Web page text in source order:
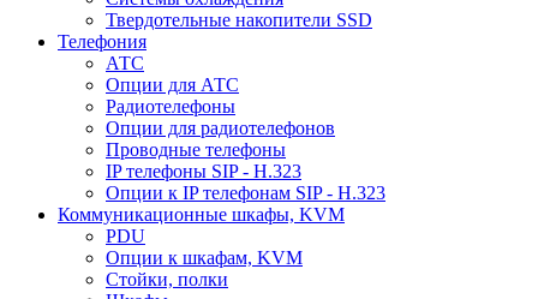
Твердотельные накопители SSD
Телефония
АТС
Опции для АТС
Радиотелефоны
Опции для радиотелефонов
Проводные телефоны
IP телефоны SIP - H.323
Опции к IP телефонам SIP - H.323
Коммуникационные шкафы, KVM
PDU
Опции к шкафам, KVM
Стойки, полки